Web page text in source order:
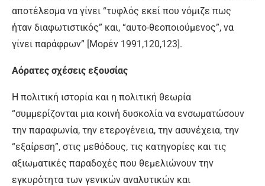
αποτέλεσμα να γίνει “τυφλός εκεί που νόμιζε πως
ήταν διαφωτιστικός” και, “αυτο-θεοποιούμενος”, να
γίνει παράφρων” [Μορέν 1991,120,123].
Αόρατες σχέσεις εξουσίας
Η πολιτική ιστορία και η πολιτική θεωρία
“συμμερίζονται μια κοινή δυσκολία να ενσωματώσουν
την παραφωνία, την ετερογένεια, την ασυνέχεια, την
“εξαίρεση”, στις μεθόδους, τις κατηγορίες και τις
αξιωματικές παραδοχές που θεμελιώνουν την
εγκυρότητα των γενικών αναλυτικών και